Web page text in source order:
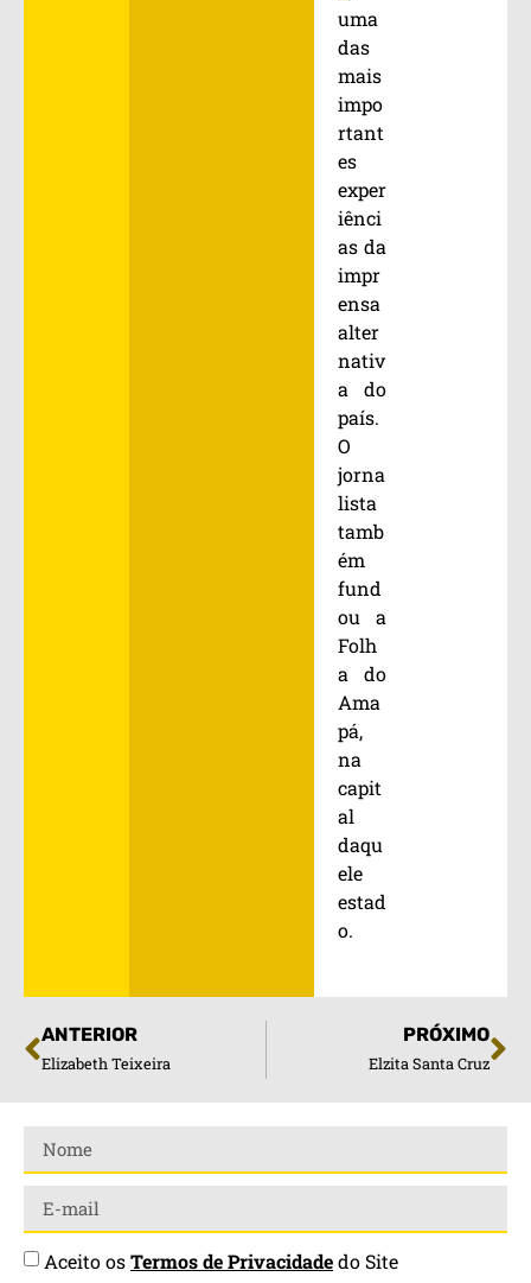
uma
das
mais
impo
rtant
es
exper
iênci
as da
impr
ensa
alter
nativ
a do
país.
O
jorna
lista
tamb
ém
fund
ou a
Folh
a do
Ama
pá,
na
capit
al
daqu
ele
estad
o.
ANTERIOR
Elizabeth Teixeira
PRÓXIMO
Elzita Santa Cruz
Aceito osTermos de Privacidadedo Site